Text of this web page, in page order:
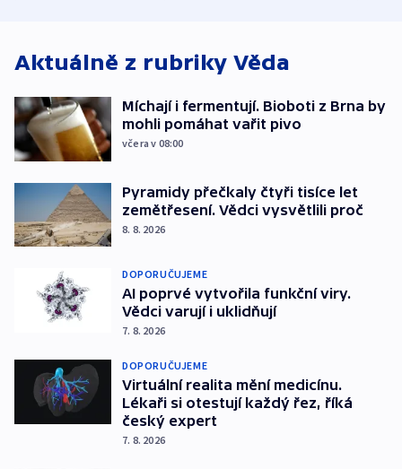
Aktuálně z rubriky Věda
Míchají i fermentují. Bioboti z Brna by
mohli pomáhat vařit pivo
včera v 08:00
Pyramidy přečkaly čtyři tisíce let
zemětřesení. Vědci vysvětlili proč
8. 8. 2026
DOPORUČUJEME
AI poprvé vytvořila funkční viry.
Vědci varují i uklidňují
7. 8. 2026
DOPORUČUJEME
Virtuální realita mění medicínu.
Lékaři si otestují každý řez, říká
český expert
7. 8. 2026